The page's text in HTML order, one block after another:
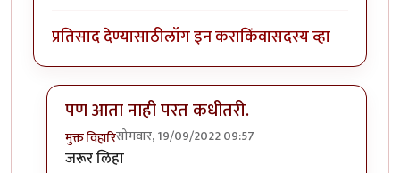
प्रतिसाद देण्यासाठीलॉग इन कराकिंवासदस्य व्हा
पण आता नाही परत कधीतरी.
मुक्त विहारिसोमवार, 19/09/2022 09:57
In reply to
जरूर लिहा